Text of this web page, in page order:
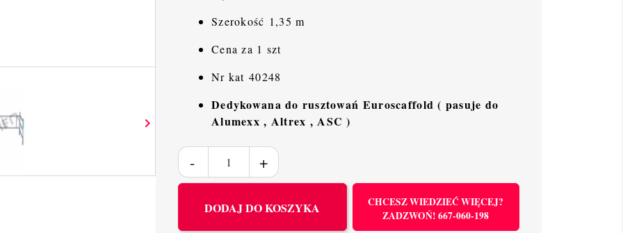

Szerokość 1,35 m
Cena za 1 szt
Nr kat 40248
Dedykowana do rusztowań Euroscaffold ( pasuje do
Alumexx , Altrex , ASC )
DODAJ DO KOSZYKA
CHCESZ WIEDZIEĆ WIĘCEJ?
ZADZWOŃ! 667-060-198